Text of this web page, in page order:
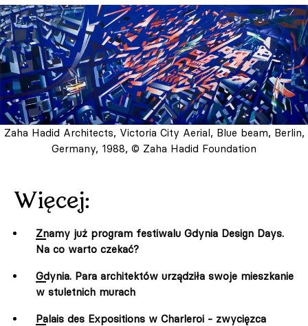
Zaha Hadid Architects, Victoria City Aerial, Blue beam, Berlin,
Germany, 1988, © Zaha Hadid Foundation
Więcej:
Znamy już program festiwalu Gdynia Design Days.
Na co warto czekać?
Gdynia. Para architektów urządziła swoje mieszkanie
w stuletnich murach
Palais des Expositions w Charleroi - zwycięzca